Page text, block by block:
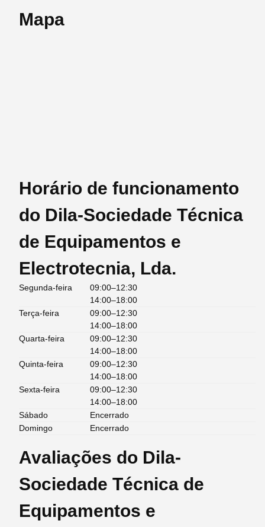
Mapa
Horário de funcionamento
do Dila-Sociedade Técnica
de Equipamentos e
Electrotecnia, Lda.
Segunda-feira
09:00–12:30
14:00–18:00
Terça-feira
09:00–12:30
14:00–18:00
Quarta-feira
09:00–12:30
14:00–18:00
Quinta-feira
09:00–12:30
14:00–18:00
Sexta-feira
09:00–12:30
14:00–18:00
Sábado
Encerrado
Domingo
Encerrado
Avaliações do Dila-
Sociedade Técnica de
Equipamentos e